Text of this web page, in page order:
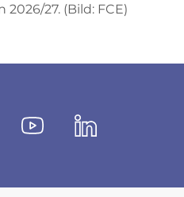
27. (Bild: FCE)
YoutubeLinkedin